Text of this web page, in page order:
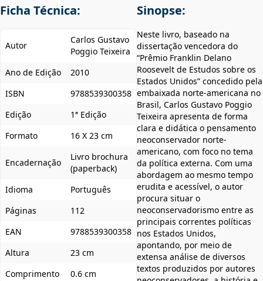
Ficha Técnica:
Autor
Carlos Gustavo
Poggio Teixeira
Ano de Edição
2010
ISBN
9788539300358
Edição
1ª Edição
Formato
16 X 23 cm
Encadernação
Livro brochura
(paperback)
Idioma
Português
Páginas
112
EAN
9788539300358
Altura
23 cm
Comprimento
0.6 cm
Sinopse:
Neste livro, baseado na
dissertação vencedora do
“Prêmio Franklin Delano
Roosevelt de Estudos sobre os
Estados Unidos” concedido pela
embaixada norte-americana no
Brasil, Carlos Gustavo Poggio
Teixeira apresenta de forma
clara e didática o pensamento
neoconservador norte-
americano, com foco no tema
da política externa. Com uma
abordagem ao mesmo tempo
erudita e acessível, o autor
procura situar o
neoconservadorismo entre as
principais correntes políticas
nos Estados Unidos,
apontando, por meio de
extensa análise de diversos
textos produzidos por autores